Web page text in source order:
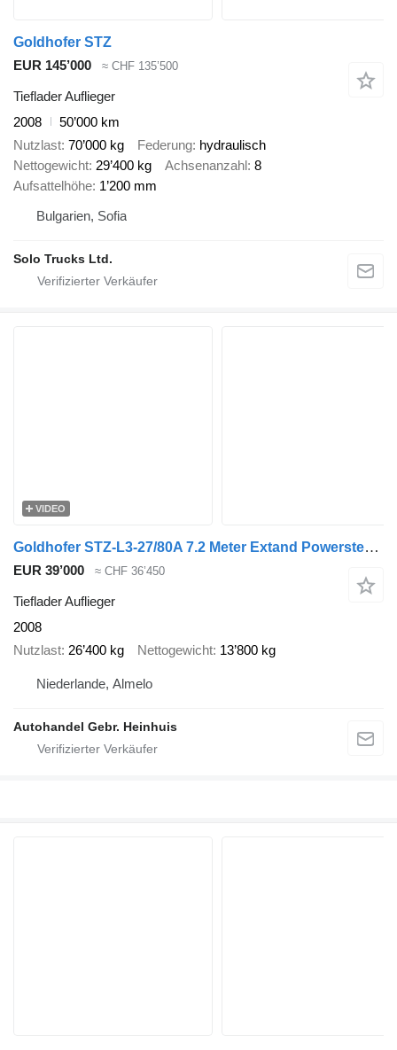
Goldhofer STZ
EUR 145’000
≈ CHF 135’500
Tieflader Auflieger
2008
50’000 km
Nutzlast 70’000 kg Federung hydraulisch
Nettogewicht 29’400 kg Achsenanzahl 8
Aufsattelhöhe 1’200 mm
Bulgarien, Sofia
Solo Trucks Ltd.
VIDEO
Goldhofer STZ-L3-27/80A 7.2 Meter Extand Powersteering 80 CM!
EUR 39’000 ≈ CHF 36’450
Tieflader Auflieger
2008
Nutzlast 26’400 kg Nettogewicht 13’800 kg
Niederlande, Almelo
Autohandel Gebr. Heinhuis